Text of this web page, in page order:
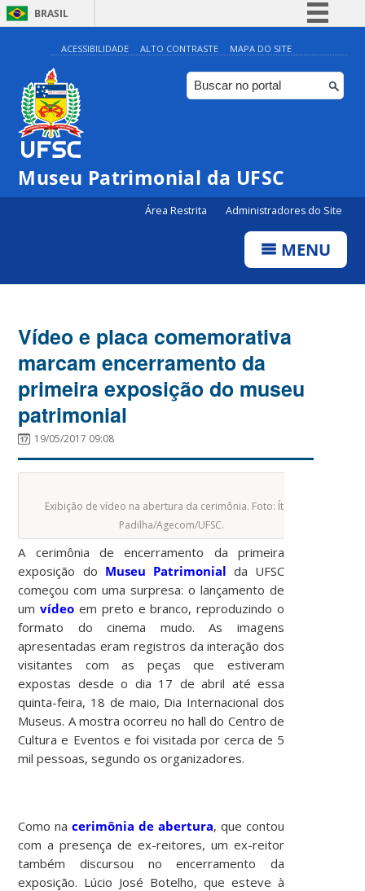
BRASIL
Simplifique!
Comunica BR
Participe
Canais
ACESSIBILIDADE ALTO CONTRASTE MAPA DO SITE
Museu Patrimonial da UFSC
Área Restrita Administradores do Site
MENU
Vídeo e placa comemorativa
marcam encerramento da
primeira exposição do museu
patrimonial
19/05/2017 09:08
Exibição de vídeo na abertura da cerimônia. Foto: Ítalo
Padilha/Agecom/UFSC.
A cerimônia de encerramento da primeira
exposição do Museu Patrimonial da UFSC
começou com uma surpresa: o lançamento de
umvídeo em preto e branco, reproduzindo o
formato do cinema mudo. As imagens
apresentadas eram registros da interação dos
visitantes com as peças que estiveram
expostas desde o dia 17 de abril até essa
quinta-feira, 18 de maio, Dia Internacional dos
Museus. A mostra ocorreu no hall do Centro de
Cultura e Eventos e foi visitada por cerca de 5
mil pessoas, segundo os organizadores.
Como nacerimônia de abertura, que contou
com a presença de ex-reitores, um ex-reitor
também discursou no encerramento da
exposição. Lúcio José Botelho, que esteve à